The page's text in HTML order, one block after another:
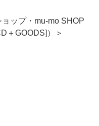
ップ・mu-mo SHOP
＋GOODS]）＞